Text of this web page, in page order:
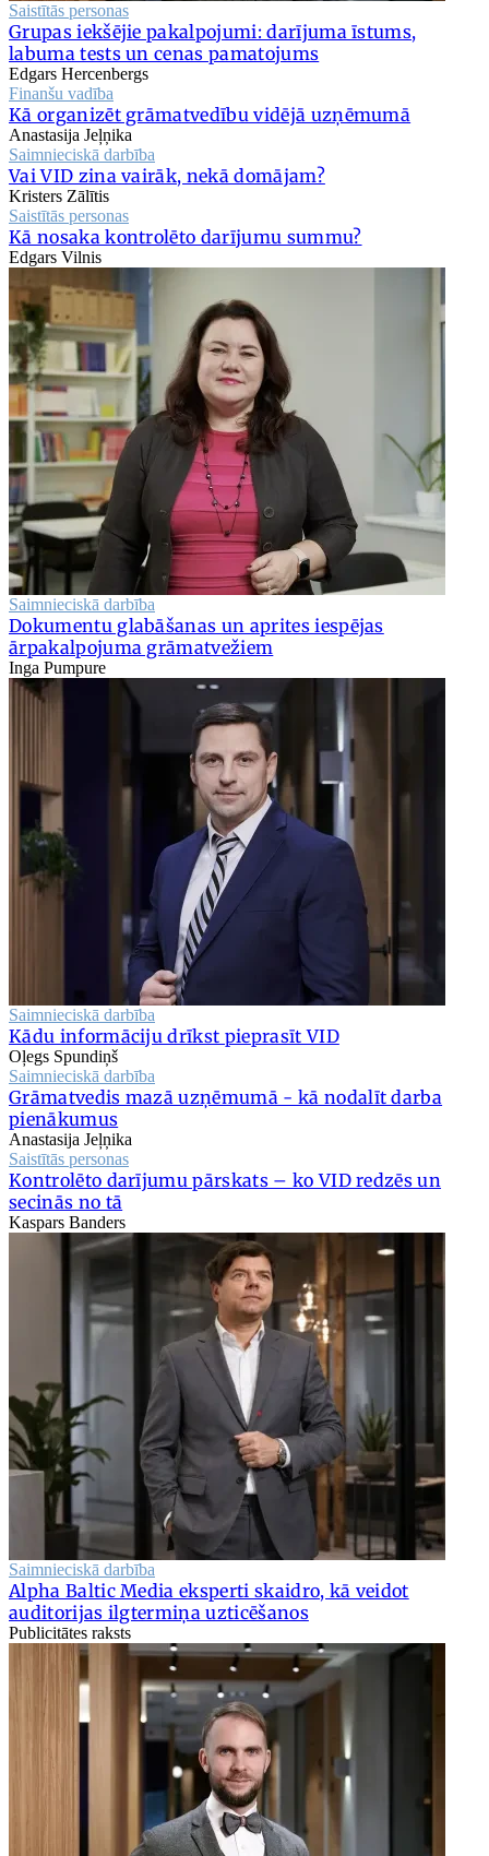
Saistītās personas
Grupas iekšējie pakalpojumi: darījuma īstums,
labuma tests un cenas pamatojums
Edgars Hercenbergs
Finanšu vadība
Kā organizēt grāmatvedību vidējā uzņēmumā
Anastasija Jeļņika
Saimnieciskā darbība
Vai VID zina vairāk, nekā domājam?
Kristers Zālītis
Saistītās personas
Kā nosaka kontrolēto darījumu summu?
Edgars Vilnis
Saimnieciskā darbība
Dokumentu glabāšanas un aprites iespējas
ārpakalpojuma grāmatvežiem
Inga Pumpure
Saimnieciskā darbība
Kādu informāciju drīkst pieprasīt VID
Oļegs Spundiņš
Saimnieciskā darbība
Grāmatvedis mazā uzņēmumā - kā nodalīt darba
pienākumus
Anastasija Jeļņika
Saistītās personas
Kontrolēto darījumu pārskats – ko VID redzēs un
secinās no tā
Kaspars Banders
Saimnieciskā darbība
Alpha Baltic Media eksperti skaidro, kā veidot
auditorijas ilgtermiņa uzticēšanos
Publicitātes raksts